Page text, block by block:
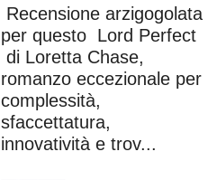
Recensione arzigogolata
per questo Lord Perfect
di Loretta Chase,
romanzo eccezionale per
complessità,
sfaccettatura,
innovatività e trov...